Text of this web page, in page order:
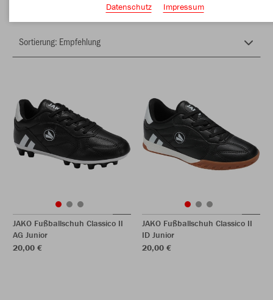
JAKO Fußballschuh Classico II
AG Junior
20,00 €
JAKO Fußballschuh Classico II
ID Junior
20,00 €
Datenschutz
Impressum